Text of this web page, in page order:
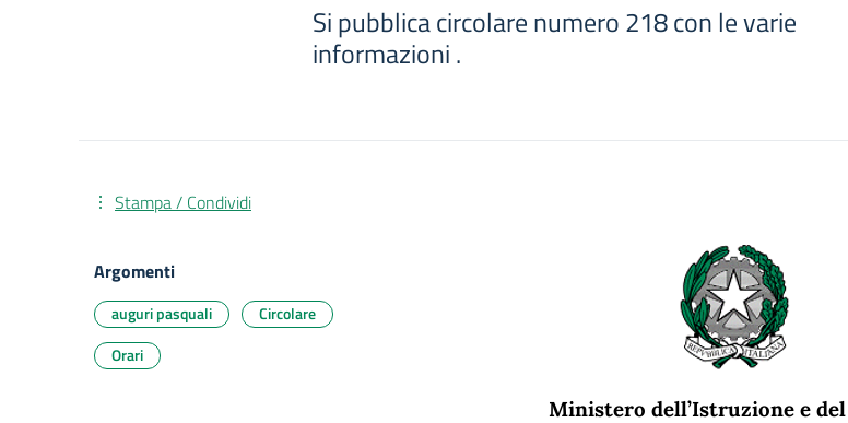
Si pubblica circolare numero 218 con le varie
informazioni .
Ministero dell’Istruzione e
Stampa / Condividi
Argomenti
auguri pasquali
Circolare
Orari